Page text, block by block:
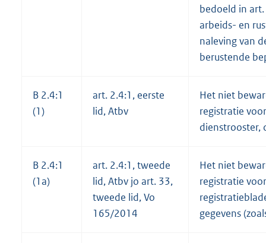
bedoeld in
arbeids- en
naleving van
berustende
B 2.4:1
(1)
art. 2.4:1, eerste
lid, Atbv
Het niet
registratie
dienstrooster,
B 2.4:1
(1a)
art. 2.4:1, tweede
lid, Atbv jo art. 33,
tweede lid, Vo
165/2014
Het niet
registratie
gegevens